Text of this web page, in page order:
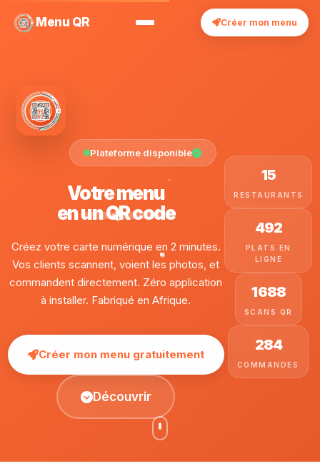
Menu QR Créer mon menu
Plateforme disponible
Votre menu
enun QR code
Créez votre carte numérique en 2 minutes.
Vos clients scannent, voient les photos, et
commandent directement. Zéro application
à installer. Fabriqué en Afrique.
Créer mon menu gratuitement
Découvrir
15
RESTAURANTS
492
PLATS EN
LIGNE
1 688
SCANS QR
284
COMMANDES